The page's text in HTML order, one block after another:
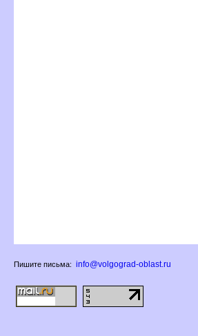
Пишите письма: info@volgograd-oblast.ru